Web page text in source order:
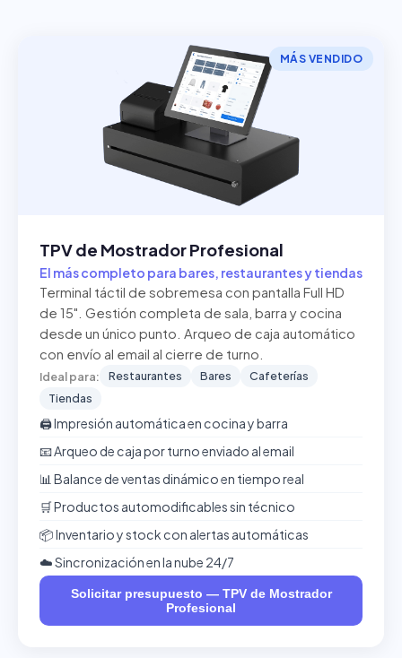
MÁS VENDIDO
TPV de Mostrador Profesional
El más completo para bares, restaurantes y tiendas
Terminal táctil de sobremesa con pantalla Full HD
de 15". Gestión completa de sala, barra y cocina
desde un único punto. Arqueo de caja automático
con envío al email al cierre de turno.
Ideal para: Restaurantes Bares
Cafeterías
Tiendas
🖨️ Impresión automática en cocina y barra
📧 Arqueo de caja por turno enviado al email
📊 Balance de ventas dinámico en tiempo real
🛒 Productos automodificables sin técnico
📦 Inventario y stock con alertas automáticas
☁️ Sincronización en la nube 24/7
Solicitar presupuesto — TPV de Mostrador
Profesional